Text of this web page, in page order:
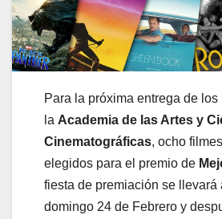
Para la próxima entrega de los
la Academia de las Artes y
Cinematográficas, ocho
elegidos para el premio de
fiesta de premiación se llevará
domingo 24 de Febrero y